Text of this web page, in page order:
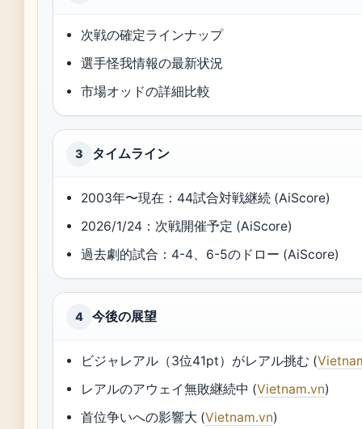
次戦の確定ラインナップ
選手怪我情報の最新状況
市場オッドの詳細比較
3 タイムライン
2003年〜現在：44試合対戦継続 (AiScore)
2026/1/24：次戦開催予定 (AiScore)
過去劇的試合：4-4、6-5のドロー (AiScore)
4 今後の展望
ビジャレアル（3位41pt）がレアル挑む (
レアルのアウェイ無敗継続中 (Vietnam.vn)
首位争いへの影響大 (Vietnam.vn)